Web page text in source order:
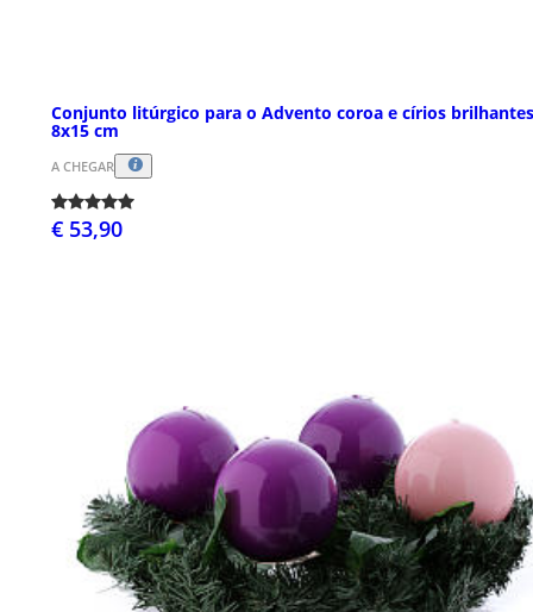
Conjunto litúrgico para o Advento coroa e círios brilhantes
8x15 cm
A CHEGAR
€ 53,90